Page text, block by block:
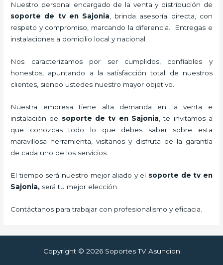
Nuestro personal encargado de la venta y distribución de
soporte de tv en Sajonia, brinda asesoría directa, con
respeto y compromiso, marcando la diferencia. Entregas e
instalaciones a domicilio local y nacional.
Nos caracterizamos por ser cumplidos, confiables y
honestos, apuntando a la satisfacción total de nuestros
clientes, siendo ustedes nuestro mayor objetivo.
Nuestra empresa tiene alta demanda en la venta e
instalación de soporte de tv en Sajonia , te invitamos a
que conozcas todo lo que debes saber sobre esta
maravillosa herramienta, visítanos y disfruta de la garantía
de cada uno de los servicios.
El tiempo será nuestro mejor aliado y el soporte de tv en
Sajonia, será tu mejor elección.
Contáctanos para trabajar con profesionalismo y eficacia.
Copyright © 2026 Soportes TV Asuncion